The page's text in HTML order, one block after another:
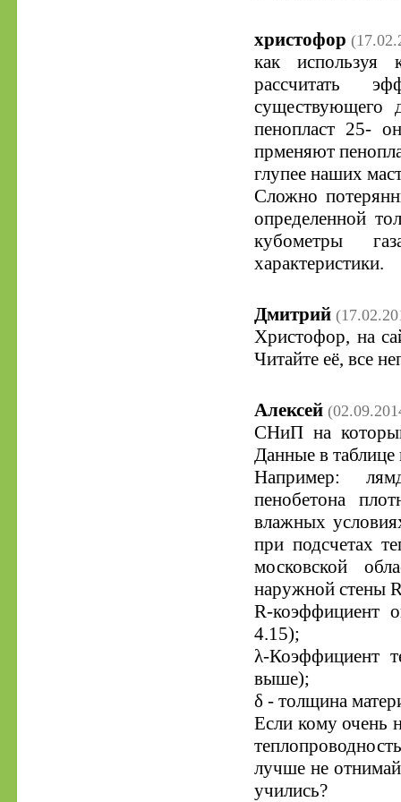
христофор
как используя
рассчитать
существующего
пенопласт 25-
прменяют
глупее наших
Сложно
определенной
кубометры
характеристики.
Дмитрий
Христофор, на
Читайте её, все
Алексей
СНиП на
Данные в таблице
Например:
пенобетона
влажных
при подсчетах
московской
наружной стены
R-коэффициент
4.15);
λ-Коэффициент
выше);
δ - толщина
Если кому очень
лучше не
учились?